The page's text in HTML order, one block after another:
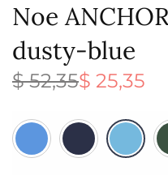
Noe
dusty-blue
$52,35
Den
oprindelige
$ 52,35.
$ 25,35
Den
aktuelle
$ 25,35.